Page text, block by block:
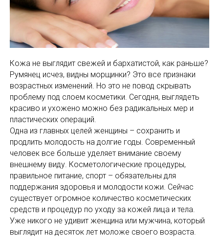
Кожа не выглядит свежей и бархатистой, как раньше?
Румянец исчез, видны морщинки? Это все признаки
возрастных изменений. Но это не повод скрывать
проблему под слоем косметики. Сегодня, выглядеть
красиво и ухожено можно без радикальных мер и
пластических операций.
Одна из главных целей женщины – сохранить и
продлить молодость на долгие годы. Современный
человек все больше уделяет внимание своему
внешнему виду. Косметологические процедуры,
правильное питание, спорт – обязательны для
поддержания здоровья и молодости кожи. Сейчас
существует огромное количество косметических
средств и процедур по уходу за кожей лица и тела.
Уже никого не удивит женщина или мужчина, который
выглядит на десяток лет моложе своего возраста.